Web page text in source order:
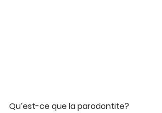
Qu’est-ce que la parodontite?